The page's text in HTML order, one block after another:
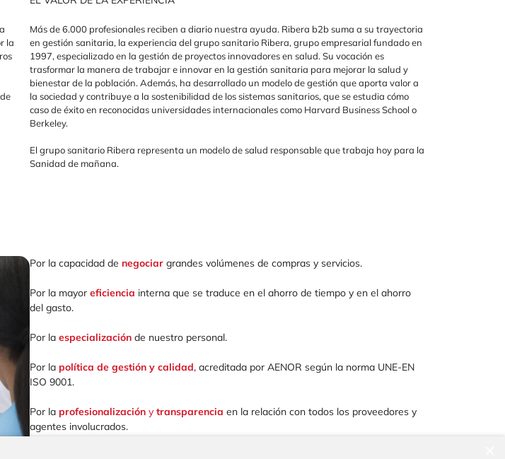
la
Más de 6.000 profesionales reciben a diario nuestra ayuda. Ribera b2b suma a su trayectoria
en gestión sanitaria, la experiencia del grupo sanitario Ribera, grupo empresarial fundado en
1997, especializado en la gestión de proyectos innovadores en salud. Su vocación es
trasformar la manera de trabajar e innovar en la gestión sanitaria para mejorar la salud y
bienestar de la población. Además, ha desarrollado un modelo de gestión que aporta valor a
la sociedad y contribuye a la sostenibilidad de los sistemas sanitarios, que se estudia cómo
caso de éxito en reconocidas universidades internacionales como Harvard Business School o
Berkeley.
El grupo sanitario Ribera representa un modelo de salud responsable que trabaja hoy para la
Sanidad de mañana.
Por la capacidad de negociar grandes volúmenes de compras y servicios.
Por la mayor eficiencia interna que se traduce en el ahorro de tiempo y en el ahorro
del gasto.
Por la especialización de nuestro personal.
Por la política de gestión y calidad, acreditada por AENOR según la norma UNE-EN
ISO 9001.
Por la profesionalización y transparencia en la relación con todos los proveedores y
agentes involucrados.